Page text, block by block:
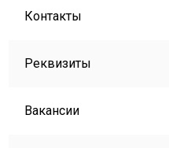
Контакты
Реквизиты
Вакансии